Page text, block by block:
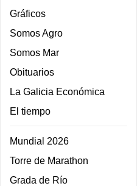
Gráficos
Somos Agro
Somos Mar
Obituarios
La Galicia Económica
El tiempo
Mundial 2026
Torre de Marathon
Grada de Río